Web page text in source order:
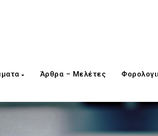
Άρθρα – Μελέτες